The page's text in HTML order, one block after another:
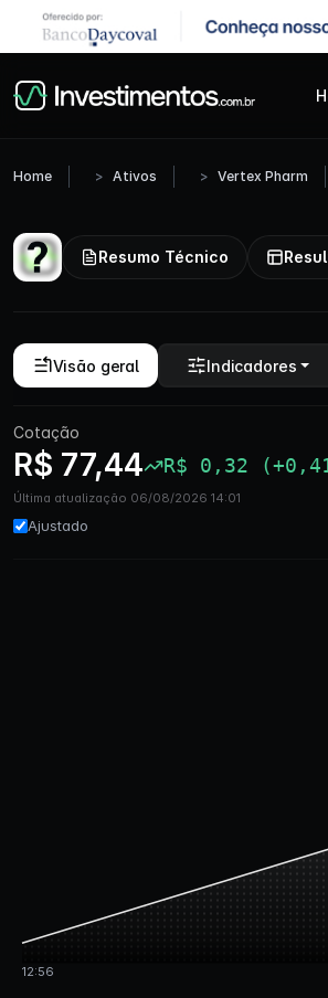
Home Ativos Vertex Pharm
Resumo Técnico
Visão geral Indicadores
Cotação
R$ 77,44 R$ 0,32
Última atualização 06/08/2026 14:01
Ajustado